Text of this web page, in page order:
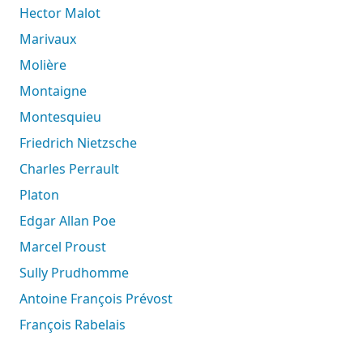
Hector Malot
Marivaux
Molière
Montaigne
Montesquieu
Friedrich Nietzsche
Charles Perrault
Platon
Edgar Allan Poe
Marcel Proust
Sully Prudhomme
Antoine François Prévost
François Rabelais